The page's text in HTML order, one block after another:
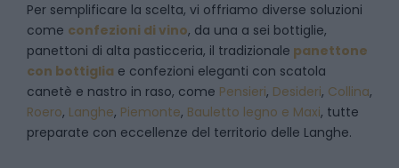
Per semplificare la scelta, vi offriamo diverse soluzioni
come confezioni di vino, da una a sei bottiglie,
panettoni di alta pasticceria, il tradizionale panettone
con bottiglia e confezioni eleganti con scatola
canetè e nastro in raso, come Pensieri, Desideri, Collina,
Roero, Langhe, Piemonte, Bauletto legno e Maxi, tutte
preparate con eccellenze del territorio delle Langhe.